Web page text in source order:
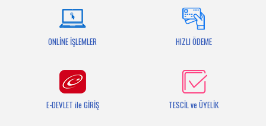
Bilgi Bankası
ONLİNE İŞLEMLER HIZLI ÖDEME
E-DEVLET ile GİRİŞ TESCİL ve ÜYELİK